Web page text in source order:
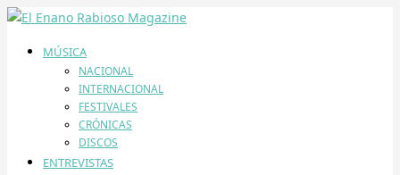
MÚSICA
NACIONAL
INTERNACIONAL
FESTIVALES
CRÓNICAS
DISCOS
ENTREVISTAS